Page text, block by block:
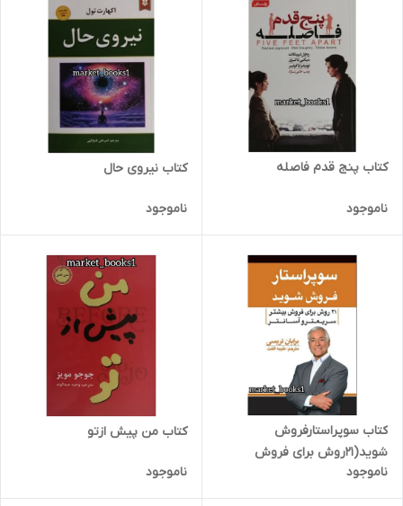
کتاب پنج قدم فاصله
ناموجود
کتاب نیروی حال
ناموجود
کتاب سوپراستارفروش
شوید(21روش برای فروش
بیشترسریعتروآسانتر)
ناموجود
کتاب من پیش ازتو
ناموجود